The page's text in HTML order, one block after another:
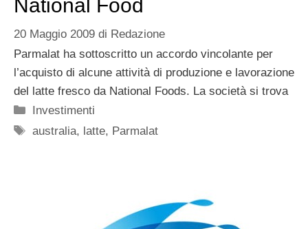
National Food
20 Maggio 2009 di Redazione
Parmalat ha sottoscritto un accordo vincolante per
l’acquisto di alcune attività di produzione e lavorazione
del latte fresco da National Foods. La società si trova
Categorie
Investimenti
Tag
australia, latte, Parmalat